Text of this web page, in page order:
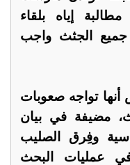
إياه بلقاء
الجثث واجب
تواجه صعوبات
مضيفة في بيان
وفِرق الصليب
في عمليات البحث